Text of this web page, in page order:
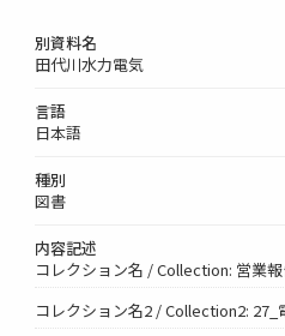
別資料名
田代川水力電気
言語
日本語
種別
図書
内容記述
コレクション名 / Collection: 営業
コレクション名2 / Collection2: